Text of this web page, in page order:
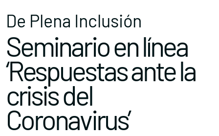
De Plena Inclusión
Seminario en línea
‘Respuestas ante la
crisis del
Coronavirus’